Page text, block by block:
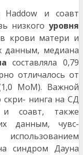
и соавт
низкого уровня
в крови матери и
данным, медиана
составляла 0,79
отличалось от
МоМ). Важной
скри- нинга на СД
и соавт, также
данным, чувс-
синдром Дауна